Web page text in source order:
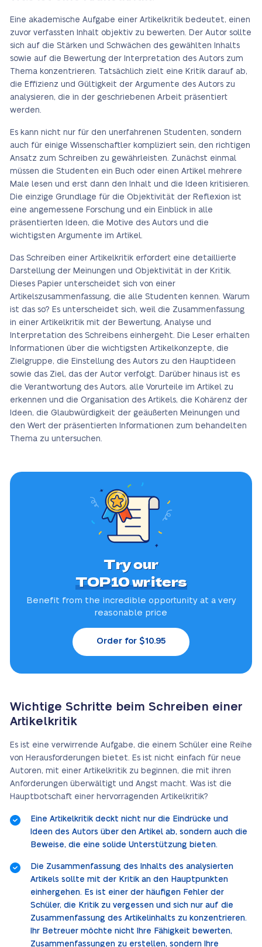
Eine akademische Aufgabe einer Artikelkritik bedeutet, einen
zuvor verfassten Inhalt objektiv zu bewerten. Der Autor sollte
sich auf die Stärken und Schwächen des gewählten Inhalts
sowie auf die Bewertung der Interpretation des Autors zum
Thema konzentrieren. Tatsächlich zielt eine Kritik darauf ab,
die Effizienz und Gültigkeit der Argumente des Autors zu
analysieren, die in der geschriebenen Arbeit präsentiert
werden.
Es kann nicht nur für den unerfahrenen Studenten, sondern
auch für einige Wissenschaftler kompliziert sein, den richtigen
Ansatz zum Schreiben zu gewährleisten. Zunächst einmal
müssen die Studenten ein Buch oder einen Artikel mehrere
Male lesen und erst dann den Inhalt und die Ideen kritisieren.
Die einzige Grundlage für die Objektivität der Reflexion ist
eine angemessene Forschung und ein Einblick in alle
präsentierten Ideen, die Motive des Autors und die
wichtigsten Argumente im Artikel.
Das Schreiben einer Artikelkritik erfordert eine detaillierte
Darstellung der Meinungen und Objektivität in der Kritik.
Dieses Papier unterscheidet sich von einer
Artikelszusammenfassung, die alle Studenten kennen. Warum
ist das so? Es unterscheidet sich, weil die Zusammenfassung
in einer Artikelkritik mit der Bewertung, Analyse und
Interpretation des Schreibens einhergeht. Die Leser erhalten
Informationen über die wichtigsten Artikelkonzepte, die
Zielgruppe, die Einstellung des Autors zu den Hauptideen
sowie das Ziel, das der Autor verfolgt. Darüber hinaus ist es
die Verantwortung des Autors, alle Vorurteile im Artikel zu
erkennen und die Organisation des Artikels, die Kohärenz der
Ideen, die Glaubwürdigkeit der geäußerten Meinungen und
den Wert der präsentierten Informationen zum behandelten
Thema zu untersuchen.
Try our
TOP10 writers
Benefit from the incredible opportunity at a very
reasonable price
Order for $10.95
Wichtige Schritte beim Schreiben einer
Artikelkritik
Es ist eine verwirrende Aufgabe, die einem Schüler eine Reihe
von Herausforderungen bietet. Es ist nicht einfach für neue
Autoren, mit einer Artikelkritik zu beginnen, die mit ihren
Anforderungen überwältigt und Angst macht. Was ist die
Hauptbotschaft einer hervorragenden Artikelkritik?
Eine Artikelkritik deckt nicht nur die Eindrücke und
Ideen des Autors über den Artikel ab, sondern auch die
Beweise, die eine solide Unterstützung bieten.
Die Zusammenfassung des Inhalts des analysierten
Artikels sollte mit der Kritik an den Hauptpunkten
einhergehen. Es ist einer der häufigen Fehler der
Schüler, die Kritik zu vergessen und sich nur auf die
Zusammenfassung des Artikelinhalts zu konzentrieren.
Ihr Betreuer möchte nicht Ihre Fähigkeit bewerten,
Zusammenfassungen zu erstellen, sondern Ihre